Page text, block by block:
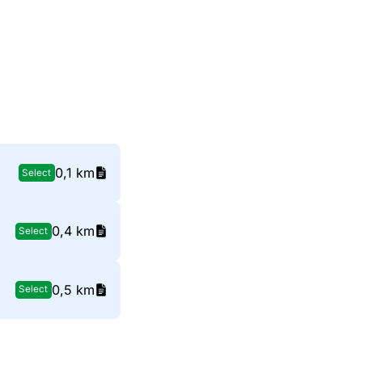
Select 0,1 km
Select 0,4 km
Select 0,5 km